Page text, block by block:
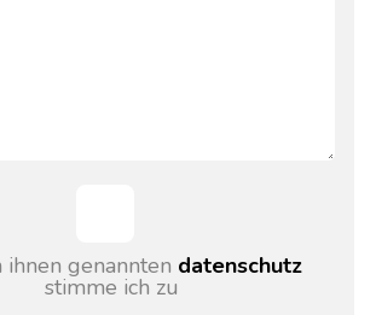
ihnen genannten datenschutz
stimme ich zu